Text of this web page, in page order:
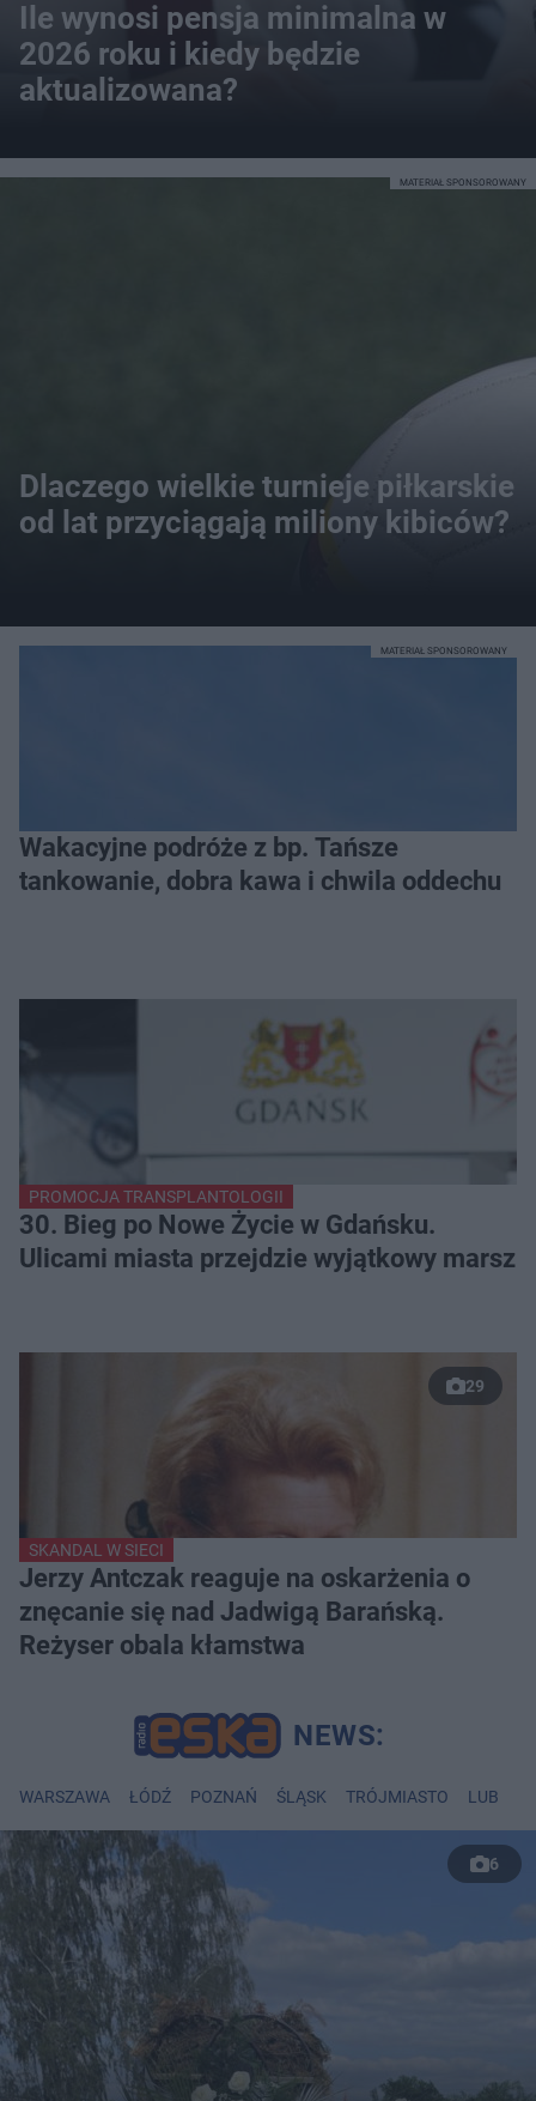
Ile wynosi pensja minimalna w
2026 roku i kiedy będzie
aktualizowana?
Dlaczego wielkie turnieje piłkarskie
od lat przyciągają miliony kibiców?
MATERIAŁ SPONSOROWANY
Wakacyjne podróże z bp. Tańsze
tankowanie, dobra kawa i chwila oddechu
MATERIAŁ SPONSOROWANY
PROMOCJA TRANSPLANTOLOGII
30. Bieg po Nowe Życie w Gdańsku.
Ulicami miasta przejdzie wyjątkowy marsz
29
SKANDAL W SIECI
Jerzy Antczak reaguje na oskarżenia o
znęcanie się nad Jadwigą Barańską.
Reżyser obala kłamstwa
WARSZAWA ŁÓDŹ POZNAŃ ŚLĄSK TRÓJMIASTO LUBLIN
6